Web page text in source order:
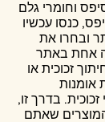
וחומרי גלם
כנסו עכשיו
ובחרו את
אחת באתר
זכוכית או
אומנות
בדרך זו,
שאתם